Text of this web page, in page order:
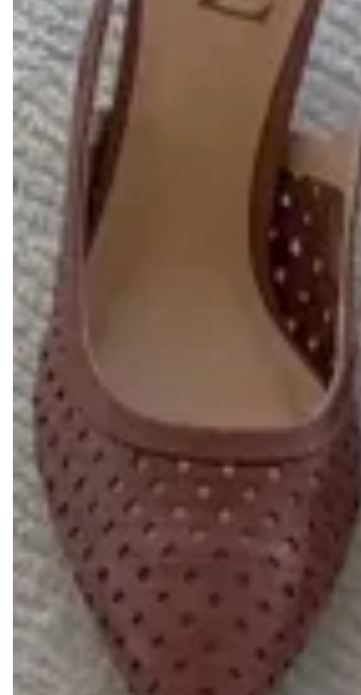
Descrição
Forma:Indicamos comprar a sua numeração habitual
Cor: Preto
Material: Couro legítimo
Bico: Fino
Altura do salto: 4,5cm
Descrição:
O Scarpin Katia é a escolha ideal para quem
aprecia a delicadeza dos detalhes e um design que
respira sofisticação. Produzido em 100% couro legítimo,
este modelo une o clássico estilo slingback a um
acabamento artesanal tecnológico
FEITOS EM COURO LEGÍTIMO BRASILEIRO PARA
GARANTIR CONFORTO, DURABILIDADE E ESTILO.
AS MUITAS VANTAGENS DE COMPRAR UM SAPATO
DE COURO LEGÍTIMO LIAZZI SHOES:
1- DURABILIDADE
Um dos principais motivos para escolher um calçado em
couro legítimo é a sua alta durabilidade. O couro é um
material firme, resistente e ao mesmo tempo maleável, o
que proporciona maior conforto e uma vida útil mais
longa.
2- TRANSPIRAÇÃO
Por ser composto de fibras naturais, o couro facilita a
respiração dos pés, mantendo a temperatura ideal, isso é
essencial por dois grande motivos: